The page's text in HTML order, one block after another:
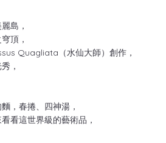
島，
頂，
Quagliata（水仙大師）創作，
，
，春捲、四神湯，
看這世界級的藝術品，